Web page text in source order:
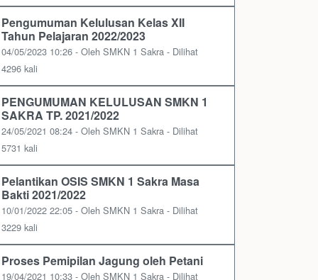
Pengumuman Kelulusan Kelas XII
Tahun Pelajaran 2022/2023
04/05/2023 10:26 - Oleh SMKN 1 Sakra - Dilihat
4296 kali
PENGUMUMAN KELULUSAN SMKN 1
SAKRA TP. 2021/2022
24/05/2021 08:24 - Oleh SMKN 1 Sakra - Dilihat
5731 kali
Pelantikan OSIS SMKN 1 Sakra Masa
Bakti 2021/2022
10/01/2022 22:05 - Oleh SMKN 1 Sakra - Dilihat
3229 kali
Proses Pemipilan Jagung oleh Petani
19/04/2021 10:33 - Oleh SMKN 1 Sakra - Dilihat